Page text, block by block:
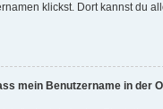
klickst. Dort kannst du
mein Benutzername in der